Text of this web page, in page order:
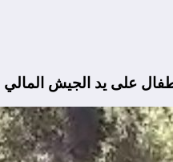
على يد الجيش المالي